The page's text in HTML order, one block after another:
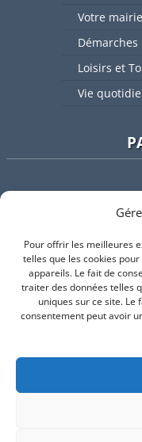
Pour offrir les meilleures
telles que les cookies
appareils. Le fait de
traiter des données telles
uniques sur ce site.
consentement peut avoir
Votre mairie
Démarches
Loisirs et
Vie